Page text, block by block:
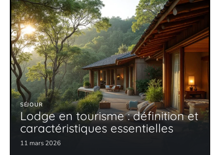
SÉJOUR
Lodge en tourisme : définition et
caractéristiques essentielles
11 mars 2026